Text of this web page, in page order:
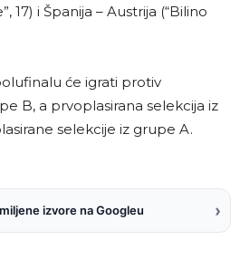
17) i Španija – Austrija (“Bilino
će igrati protiv
B, a prvoplasirana selekcija iz
selekcije iz grupe A.
izvore na Googleu ›